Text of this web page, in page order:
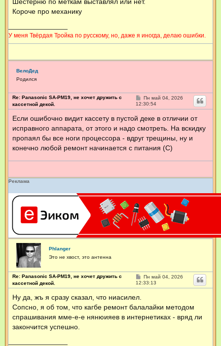
Короче про механику
У меня Твёрдая Тройка по русскому, но, даже я иногда, делаю ошибки.
ВелоДед
Родился
Re: Panasonic SA-PM19, не хочет дружить с
кассетной декой.
С
о
о
щ
е
и
Пн май 04, 2026
12:30:54
Если ошибочно видит кассету в пустой деке в отличии от
исправного аппарата, от этого и надо смотреть. На вскидку
пропаял бы все ноги процессора - вдруг трещины, ну и
конечно любой ремонт начинается с питания (С)
Реклама
Phlanger
Это не хвост, это антенна
Re: Panasonic SA-PM19, не хочет дружить с
кассетной декой.
С
о
о
е
и
Пн май 04, 2026
12:33:13
Ну да, жъ я сразу сказал, что ниасилел.
Сопсно, я об том, что кагбе ремонт балалайки методом
спрашивания мме-е-е нянюияев в интернетиках - вряд ли
закончится успешно.